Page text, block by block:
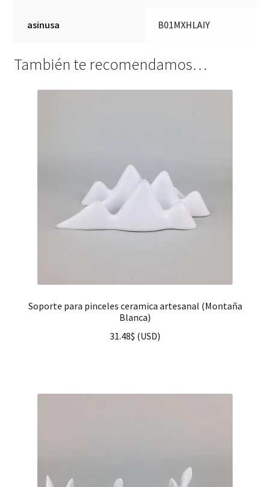
asinusa B01MXHLAIY
También te recomendamos…
Soporte para pinceles ceramica artesanal (Montaña
Blanca)
31.48$ (USD)